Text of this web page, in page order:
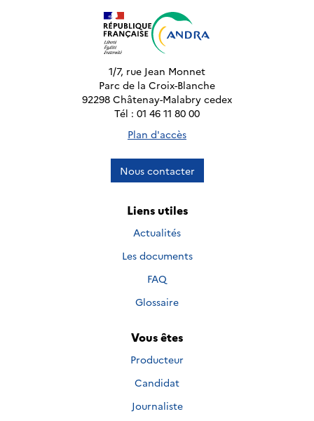
1/7, rue Jean Monnet
Parc de la Croix-Blanche
92298 Châtenay-Malabry cedex
Tél : 01 46 11 80 00
Plan d'accès
Nous contacter
Liens utiles
Actualités
Les documents
FAQ
Glossaire
Vous êtes
Producteur
Candidat
Journaliste